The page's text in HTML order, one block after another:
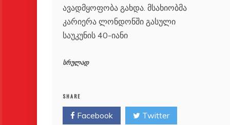
ავადმყოფობა გახდა. მსახიობმა
კარიერა ლონდონში გასული
საუკუნის 40-იანი
სრულად
SHARE
Facebook Twitter